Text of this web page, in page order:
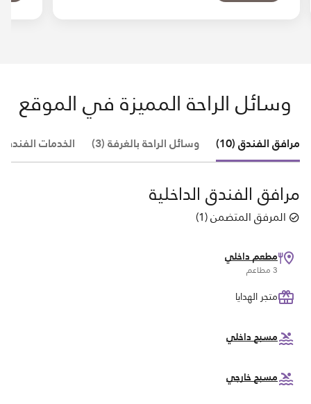
وسائل الراحة المميزة في الموقع
مرافق الفندق (10) وسائل الراحة بالغرفة (3) الخدمات
مرافق الفندق الداخلية
المرفق المتضمن(
1
)
مطعم داخلي
3 مطاعم
متجر الهدايا
مسبح داخلي
مسبح خارجي